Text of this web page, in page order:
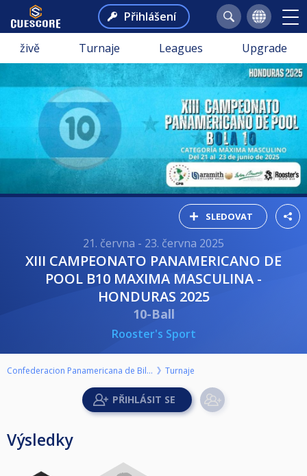
Přihlášení
živě Turnaje Leagues Upgrade
SLEDOVAT
21. června - 23. června 2025
XIII CAMPEONATO PANAMERICANO DE
POOL B10 MAXIMA MASCULINA -
HONDURAS 2025
10-Ball
Rooster's Sport
Confederacion Panamericana de Billar Turnaje
Výsledky